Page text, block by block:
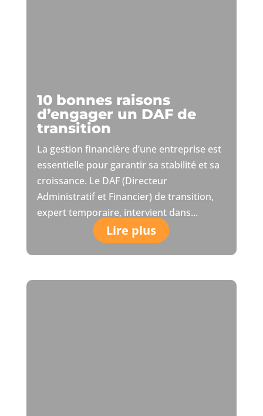
10 bonnes raisons
d’engager un DAF de
transition
La gestion financière d’une entreprise est
essentielle pour garantir sa stabilité et sa
croissance. Le DAF (Directeur
Administratif et Financier) de transition,
expert temporaire, intervient dans...
Lire plus